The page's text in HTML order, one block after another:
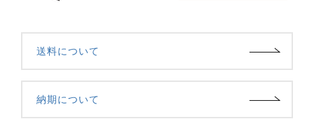
送料について
納期について